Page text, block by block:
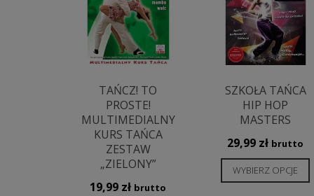
TAŃCZ! TO
PROSTE!
MULTIMEDIALNY
KURS TAŃCA
ZESTAW
„ZIELONY”
19,99 zł brutto
SZKOŁA TAŃCA
HIP HOP
MASTERS
29,99 zł brutto
WYBIERZ OPCJE